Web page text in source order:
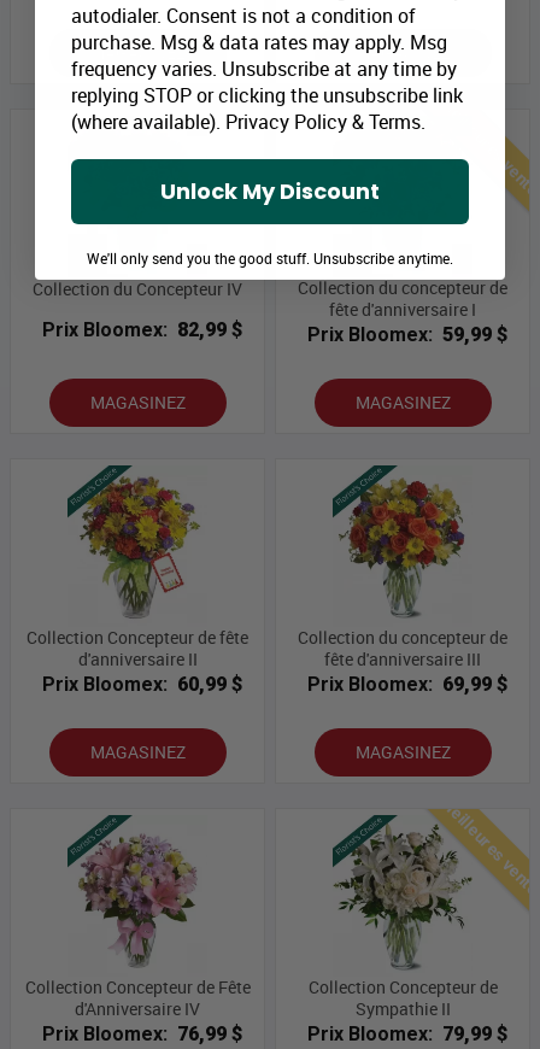
MAGASINEZ MAGASINEZ
Collection du Concepteur IV
Prix Bloomex: 82,99 $
MAGASINEZ
Meilleures
Collection du concepteur de
fête d'anniversaire I
Prix Bloomex: 59,99 $
MAGASINEZ
Collection Concepteur de fête
d'anniversaire II
Prix Bloomex: 60,99 $
MAGASINEZ
Collection du concepteur de
fête d'anniversaire III
Prix Bloomex: 69,99 $
MAGASINEZ
Collection Concepteur de Fête
d'Anniversaire IV
Prix Bloomex: 76,99 $
Meilleures
Collection Concepteur de
Sympathie II
Prix Bloomex: 79,99 $
autodialer. Consent is not a condition of
purchase. Msg & data rates may apply. Msg
frequency varies. Unsubscribe at any time by
replying STOP or clicking the unsubscribe link
(where available). Privacy Policy&Terms.
Unlock My Discount
We'll only send you the good stuff. Unsubscribe anytime.